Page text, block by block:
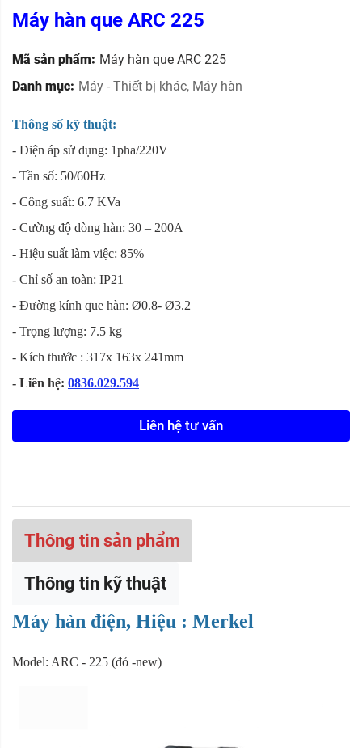
Máy hàn que ARC 225
Mã sản phẩm: Máy hàn que ARC 225
Danh mục: Máy - Thiết bị khác, Máy hàn
Thông số kỹ thuật:
- Điện áp sử dụng: 1pha/220V
- Tần số: 50/60Hz
- Công suất: 6.7 KVa
- Cường độ dòng hàn: 30 – 200A
- Hiệu suất làm việc: 85%
- Chỉ số an toàn: IP21
- Đường kính que hàn: Ø0.8- Ø3.2
- Trọng lượng: 7.5 kg
- Kích thước : 317x 163x 241mm
- Liên hệ: 0836.029.594
Liên hệ tư vấn
Thông tin sản phẩm
Thông tin kỹ thuật
Máy hàn điện, Hiệu : Merkel
Model: ARC - 225 (đỏ -new)